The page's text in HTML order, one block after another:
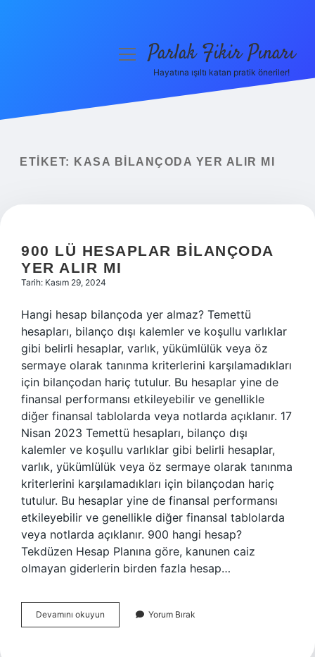
Yasal Uyarı
menüyüParlak Fikir Pınarı
Hayatına ışıltı katan pratik öneriler!
ETIKET: KASA BILANÇODA YER ALIR MI
900 LÜ HESAPLAR BILANÇODA
YER ALIR MI
Tarih: Kasım 29, 2024
Hangi hesap bilançoda yer almaz? Temettü
hesapları, bilanço dışı kalemler ve koşullu varlıklar
gibi belirli hesaplar, varlık, yükümlülük veya öz
sermaye olarak tanınma kriterlerini karşılamadıkları
için bilançodan hariç tutulur. Bu hesaplar yine de
finansal performansı etkileyebilir ve genellikle
diğer finansal tablolarda veya notlarda açıklanır. 17
Nisan 2023 Temettü hesapları, bilanço dışı
kalemler ve koşullu varlıklar gibi belirli hesaplar,
varlık, yükümlülük veya öz sermaye olarak tanınma
kriterlerini karşılamadıkları için bilançodan hariç
tutulur. Bu hesaplar yine de finansal performansı
etkileyebilir ve genellikle diğer finansal tablolarda
veya notlarda açıklanır. 900 hangi hesap?
Tekdüzen Hesap Planına göre, kanunen caiz
olmayan giderlerin birden fazla hesap…
Devamını okuyun
Lü
Yorum Bırak